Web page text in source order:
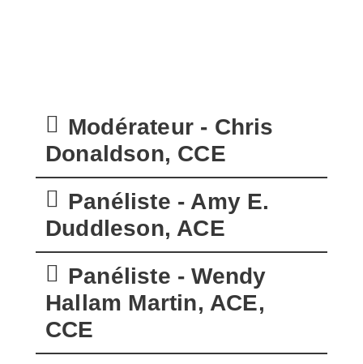
Modérateur - Chris
Donaldson, CCE
Panéliste - Amy E.
Duddleson, ACE
Panéliste - Wendy
Hallam Martin, ACE,
CCE